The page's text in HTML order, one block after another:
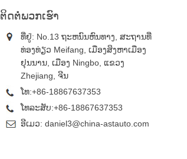
ຕິດ​ຕໍ່​ພວກ​ເຮົາ
ທີ່ຢູ່: No.13 ຖະຫນົນຫົນທາງ, ສະຖານທີ່
ທ່ອງທ່ຽວ Meifang, ເມືອງສິງຫາເມືອງ
ຢຸນນານ, ເມືອງ Ningbo, ແຂວງ
Zhejiang, ຈີນ
ໂທ:+86-18867637353
ໂທລະສັບ:+86-18867637353
ອີເມວ: daniel3@china-astauto.com